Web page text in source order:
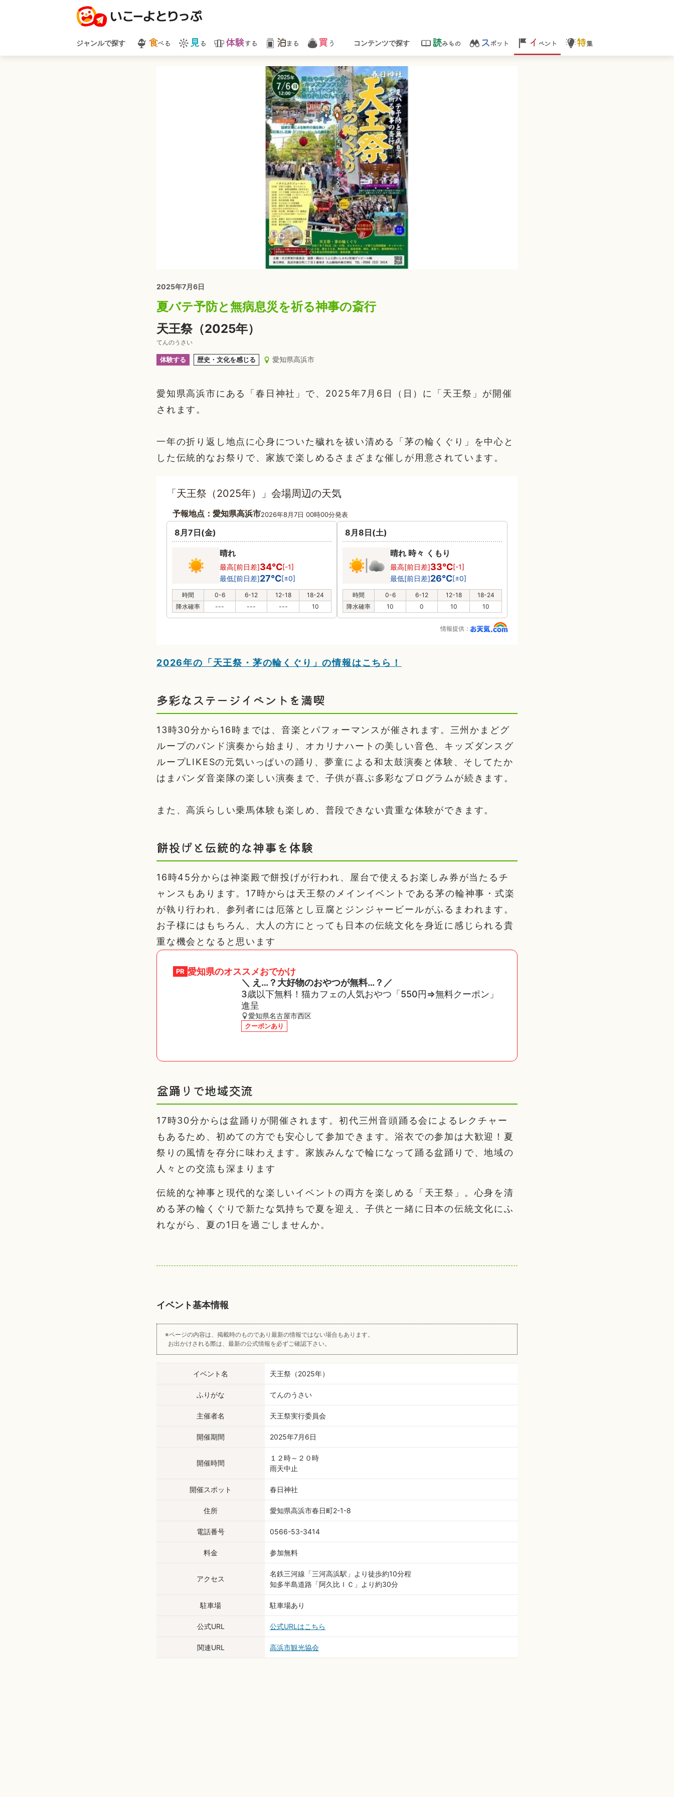
ジャンルで探す 食べる 見 る 体験する 泊まる 買 う コンテンツで探す 読みもの スポット イ ベント 特集
2025年7月6日
夏バテ予防と無病息災を祈る神事の斎行
天王祭（2025年）
てんのうさい
体験する 歴史・文化を感じる 愛知県高浜市
愛知県高浜市にある「春日神社」で、2025年7月6日（日）に「天王祭」が開催
されます。
一年の折り返し地点に心身についた穢れを祓い清める「茅の輪くぐり」を中心と
した伝統的なお祭りで、家族で楽しめるさまざまな催しが用意されています。
「天王祭（2025年）」会場周辺の天気
予報地点：愛知県高浜市2026年8月7日 00時00分発表
8月7日(金)
晴れ
最高[前日差]34℃[-1]
最低[前日差]27℃[±0]
時間 0-6 6-12 12-18
18-24
降水確率
--- --- --- 10
8月8日(土)
晴れ 時々 くもり
最高[前日差]33℃[-1]
最低[前日差]26℃[±0]
時間 0-6 6-12 12-18
18-24
降水確率
10 0 10 10
情報提供：
2026年の「天王祭・茅の輪くぐり」の情報はこちら！
多彩なステージイベントを満喫
13時30分から16時までは、音楽とパフォーマンスが催されます。三州かまどグ
ループのバンド演奏から始まり、オカリナハートの美しい音色、キッズダンスグ
ループLIKESの元気いっぱいの踊り、夢童による和太鼓演奏と体験、そしてたか
はまパンダ音楽隊の楽しい演奏まで、子供が喜ぶ多彩なプログラムが続きます。
また、高浜らしい乗馬体験も楽しめ、普段できない貴重な体験ができます。
餅投げと伝統的な神事を体験
16時45分からは神楽殿で餅投げが行われ、屋台で使えるお楽しみ券が当たるチ
ャンスもあります。17時からは天王祭のメインイベントである茅の輪神事・式楽
が執り行われ、参列者には厄落とし豆腐とジンジャービールがふるまわれます。
お子様にはもちろん、大人の方にとっても日本の伝統文化を身近に感じられる貴
重な機会となると思います
PR 愛知県のオススメおでかけ
＼ え…？大好物のおやつが無料…？／
3歳以下無料！猫カフェの人気おやつ「550円⇒無料クーポン」
進呈
愛知県名古屋市西区
クーポンあり
盆踊りで地域交流
17時30分からは盆踊りが開催されます。初代三州音頭踊る会によるレクチャー
もあるため、初めての方でも安心して参加できます。浴衣での参加は大歓迎！夏
祭りの風情を存分に味わえます。家族みんなで輪になって踊る盆踊りで、地域の
人々との交流も深まります
伝統的な神事と現代的な楽しいイベントの両方を楽しめる「天王祭」。心身を清
める茅の輪くぐりで新たな気持ちで夏を迎え、子供と一緒に日本の伝統文化にふ
れながら、夏の1日を過ごしませんか。
イベント基本情報
ページの内容は、掲載時のものであり最新の情報ではない場合もあります。
お出かけされる際は、最新の公式情報を必ずご確認下さい。
イベント名 天王祭（2025年）
ふりがな てんのうさい
主催者名 天王祭実行委員会
開催期間 2025年7月6日
開催時間
１２時～２０時
雨天中止
開催スポット 春日神社
住所 愛知県高浜市春日町2-1-8
電話番号 0566-53-3414
料金 参加無料
アクセス
名鉄三河線「三河高浜駅」より徒歩約10分程
知多半島道路「阿久比ＩＣ」より約30分
駐車場 駐車場あり
公式URL 公式URLはこちら
関連URL 高浜市観光協会